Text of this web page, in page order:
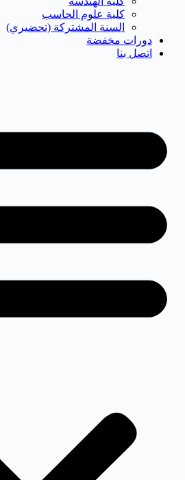
كلية علوم الحاسب
السنة المشتركة (تحضيري)
دورات مخفضة
اتصل بنا